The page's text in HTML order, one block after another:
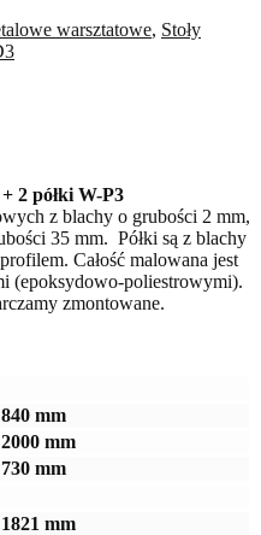
warsztatowe, Stoły
2 półki W-P3
z blachy o grubości 2 mm,
35 mm. Półki są z blachy
Całość malowana jest
(epoksydowo-poliestrowymi).
zmontowane.
840 mm
2000 mm
730 mm
1821 mm